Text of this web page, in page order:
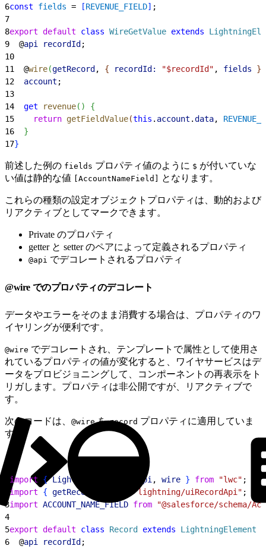
6const fields = [REVENUE_FIELD] ;
7
8export default class WireGetValue extends
9
  @
api recordId ;
10
11
  @
wire(getRecord , { recordId: "$recordId" , fields }
12
  account
;
13
14
  get
revenue( )
{
15
    return
getFieldValue(this . account .data,
16
}
17}
前述した例の fields プロパティ値のように $ が付いていな
い値は静的な値
[AccountNameField] となります。
これらの種類の設定オブジェクトプロパティは、動的および
リアクティブとしてマークできます。
Private のプロパティ
getter と setter のペアによって定義されるプロパティ
@api でデコレートされるプロパティ
@wire でのプロパティのデコレート
データやエラーをそのまま消費する場合は、プロパティのワ
イヤリングが便利です。
@wire でデコレートされ、テンプレートで属性として使用さ
れているプロパティの値が変化すると、ワイヤサービスはデ
ータをプロビジョニングして、コンポーネントの再表示をト
リガします。プロパティは非公開ですが、リアクティブで
す。
次のコードは、 @wireをrecord プロパティに適用していま
す。
import { LightningElement api , wire } from "lwc" ;
import { getRecord "lightning/uiRecordApi" ;
3import ACCOUNT_NAME_FIELD from "@salesforce/schema/
4
5export default class Record extends LightningElement
6
  @
api recordId ;